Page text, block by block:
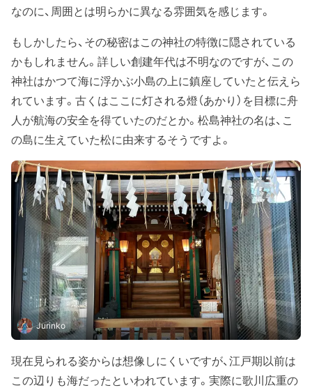
なのに、周囲とは明らかに異なる雰囲気を感じます。
もしかしたら、その秘密はこの神社の特徴に隠されている
かもしれません。詳しい創建年代は不明なのですが、この
神社はかつて海に浮かぶ小島の上に鎮座していたと伝えら
れています。古くはここに灯される燈（あかり）を目標に舟
人が航海の安全を得ていたのだとか。松島神社の名は、こ
の島に生えていた松に由来するそうですよ。
Jurinko
現在見られる姿からは想像しにくいですが、江戸期以前は
この辺りも海だったといわれています。実際に歌川広重の